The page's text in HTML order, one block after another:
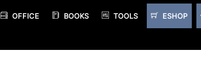
OFFICE BOOKS TOOLS ESHOP